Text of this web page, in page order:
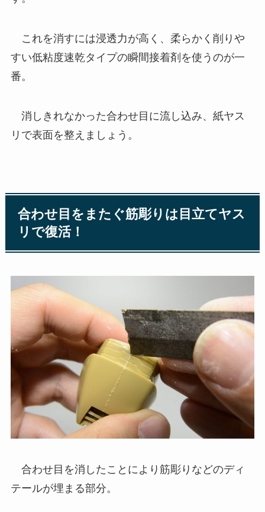
これを消すには浸透力が高く、柔らかく削りや
すい低粘度速乾タイプの瞬間接着剤を使うのが一
番。
消しきれなかった合わせ目に流し込み、紙ヤス
リで表面を整えましょう。
合わせ目をまたぐ筋彫りは目立てヤス
リで復活！
合わせ目を消したことにより筋彫りなどのディ
テールが埋まる部分。